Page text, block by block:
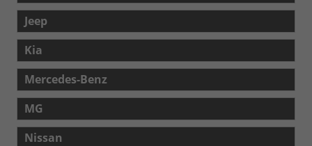
Jeep
Kia
Mercedes-Benz
MG
Nissan